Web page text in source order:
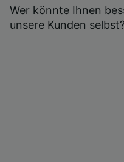
Wer könnte Ihnen
unsere Kunden selbst?